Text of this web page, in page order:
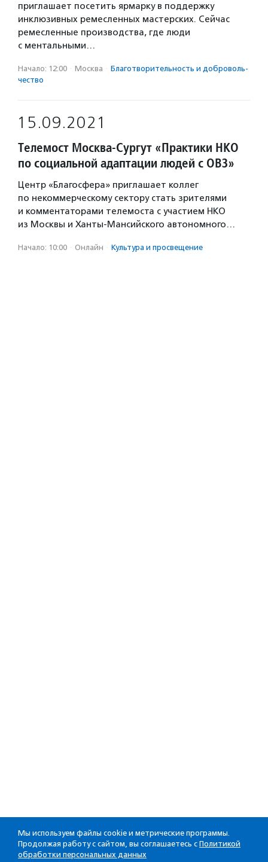
приглашает посетить ярмарку в поддержку
инклюзивных ремесленных мастерских. Сейчас
ремесленные производства, где люди
с ментальными…
Начало: 12:00 · Москва · Благотвори­тель­ность и доброволь­
чест­во
15.09.2021
Телемост Москва-Сургут «Практики НКО
по социальной адаптации людей с ОВЗ»
Центр «Благосфера» приглашает коллег
по некоммерческому сектору стать зрителями
и комментаторами телемоста с участием НКО
из Москвы и Ханты-Мансийского автономного…
Начало: 10:00 · Онлайн · Культура и просвещение
Мы используем файлы cookie и метрические программы.
Продолжая работу с сайтом, вы соглашаетесь с Политикой
обработки персональных данных